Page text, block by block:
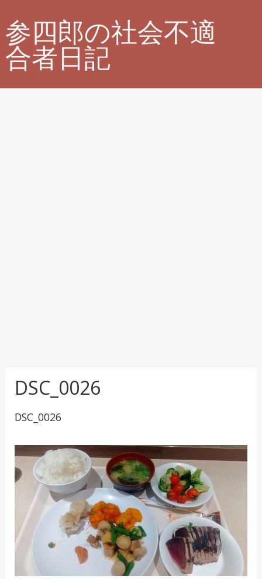
参四郎の社会不適
合者日記
DSC_0026
DSC_0026